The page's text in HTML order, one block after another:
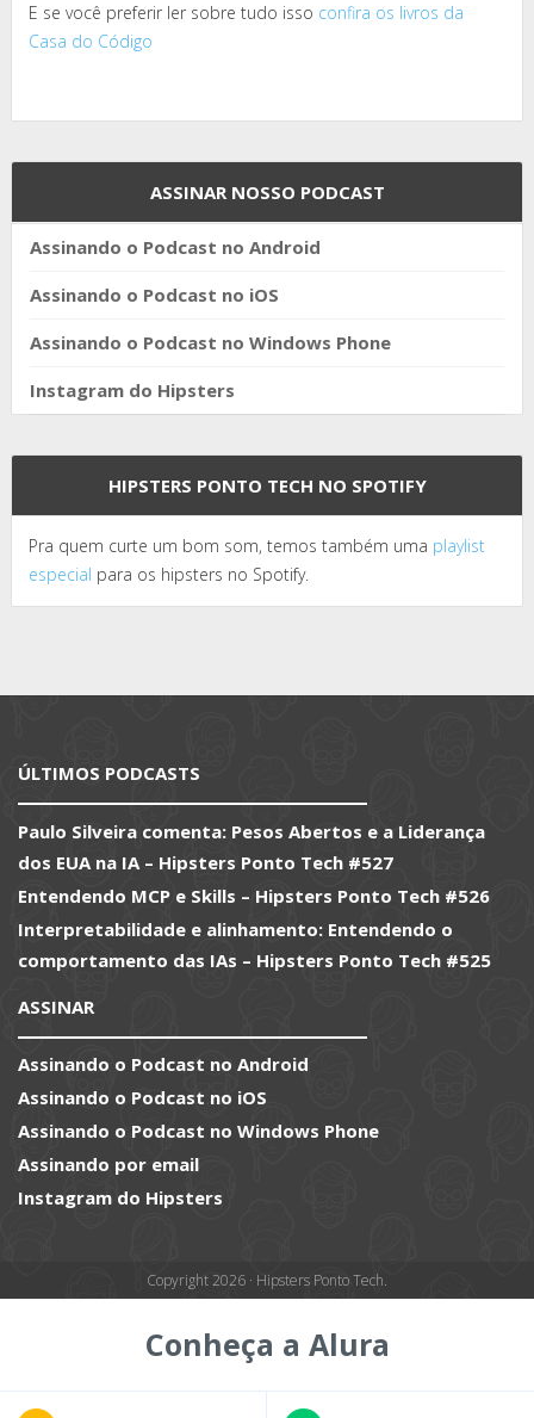
E se você preferir ler sobre tudo isso confira os livros da
Casa do Código
ASSINAR NOSSO PODCAST
Assinando o Podcast no Android
Assinando o Podcast no iOS
Assinando o Podcast no Windows Phone
Instagram do Hipsters
HIPSTERS PONTO TECH NO SPOTIFY
Pra quem curte um bom som, temos também uma playlist
especial para os hipsters no Spotify.
ÚLTIMOS PODCASTS
Paulo Silveira comenta: Pesos Abertos e a Liderança
dos EUA na IA – Hipsters Ponto Tech #527
Entendendo MCP e Skills – Hipsters Ponto Tech #526
Interpretabilidade e alinhamento: Entendendo o
comportamento das IAs – Hipsters Ponto Tech #525
ASSINAR
Assinando o Podcast no Android
Assinando o Podcast no iOS
Assinando o Podcast no Windows Phone
Assinando por email
Instagram do Hipsters
Copyright 2026 · Hipsters Ponto Tech.
Conheça a Alura